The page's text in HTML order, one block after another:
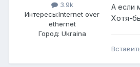
3.9k
Интересы:Internet over
ethernet
Город: Ukraina
А если
Хотя-